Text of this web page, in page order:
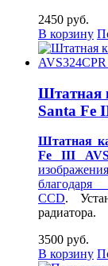
2450 руб.
В корзину
Штатная
Santa Fe
Штатная
Fe III
CCD.
радиатора.
3500 руб.
В корзину